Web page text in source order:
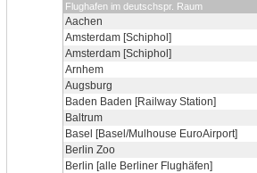
Flughafen im deutschspr. Raum
Aachen
Amsterdam [Schiphol]
Amsterdam [Schiphol]
Arnhem
Augsburg
Baden Baden [Railway Station]
Baltrum
Basel [Basel/Mulhouse EuroAirport]
Berlin Zoo
Berlin [alle Berliner Flughäfen]